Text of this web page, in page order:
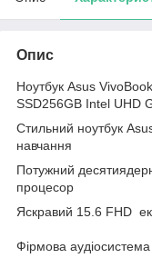
Опис
Ноутбук Asus
SSD256GB Intel UHD
Стильний ноутбук
навчання
Потужний
процесор
Яскравий 15.6 FHD
Фірмова